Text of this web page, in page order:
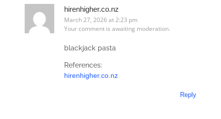
hirenhigher.co.nz
March 27, 2026 at 2:23 pm
Your comment is awaiting moderation.
blackjack pasta
References:
hirenhigher.co.nz
Reply